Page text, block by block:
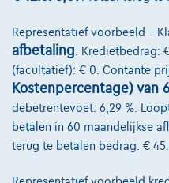
Porsche Cayenne
Representatief voorbeeld –
afbetaling . Kredietbedrag:
(facultatief): € 0. Contante
Kostenpercentage) van
debetrentevoet: 6,29 %.
betalen in 60 maandelijkse
terug te betalen bedrag: €